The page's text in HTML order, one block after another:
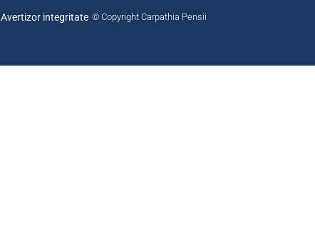
Avertizor integritate © Copyright Carpathia Pensii